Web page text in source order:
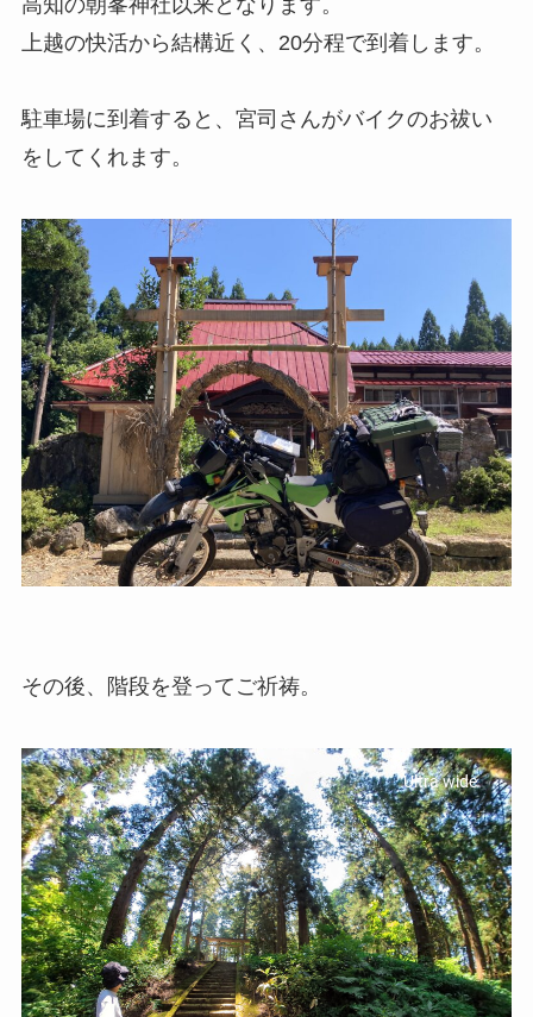
高知の朝峯神社以来となります。
上越の快活から結構近く、20分程で到着します。
駐車場に到着すると、宮司さんがバイクのお祓い
をしてくれます。
その後、階段を登ってご祈祷。